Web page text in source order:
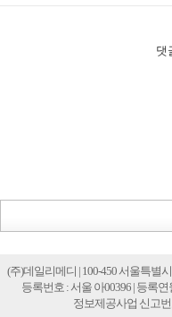
(주)데일리메디 | 100-450 서울특별
등록번호 : 서울 아00396 | 등록
정보제공사업 신고번